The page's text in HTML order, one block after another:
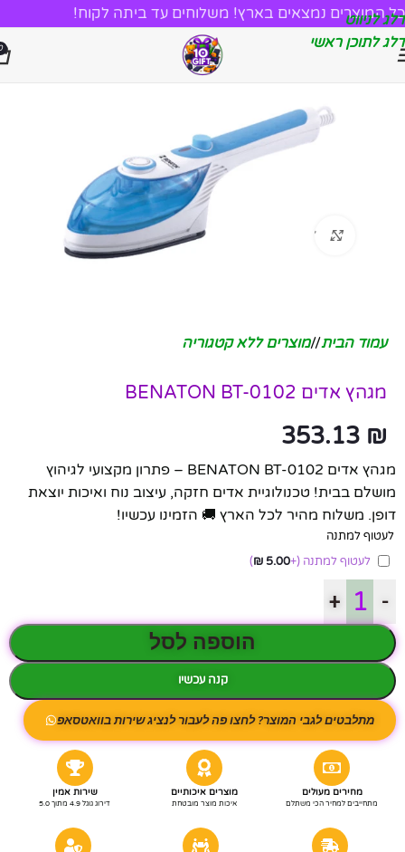
דלג לניווט
דלג לתוכן ראשי
כל המוצרים נמצאים בארץ! משלוחים עד ביתה לקוח!
לחץ להגדלה
עמוד הבית/ מוצרים ללא קטגוריה
מגהץ אדים BENATON BT-0102
353.13 ₪
מגהץ אדים BENATON BT-0102 – פתרון מקצועי לגיהוץ
מושלם בבית! טכנולוגיית אדים חזקה, עיצוב נוח ואיכות יוצאת
דופן. משלוח מהיר לכל הארץ 🚚 הזמינו עכשיו!
לעטוף למתנה
לעטוף למתנה (+
5.00
₪
)
-
+
הוספה לסל
קנה עכשיו
מתלבטים לגבי המוצר? לחצו פה לעבור לנציג שירות בוואטסאפ
מחירים מעולים
מתחייבים למחיר הכי משתלם
מוצרים איכותיים
איכות מוצר מובטחת
שירות אמין
דירוג גוגל 4.9 מתוך 5.0